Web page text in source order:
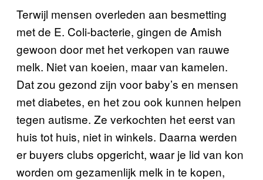
Terwijl mensen overleden aan besmetting
met de E. Coli-bacterie, gingen de Amish
gewoon door met het verkopen van rauwe
melk. Niet van koeien, maar van kamelen.
Dat zou gezond zijn voor baby’s en mensen
met diabetes, en het zou ook kunnen helpen
tegen autisme. Ze verkochten het eerst van
huis tot huis, niet in winkels. Daarna werden
er buyers clubs opgericht, waar je lid van kon
worden om gezamenlijk melk in te kopen,